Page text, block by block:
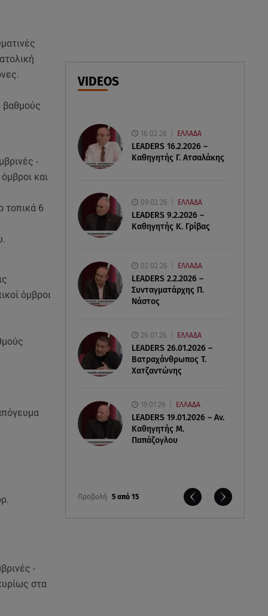
06.08.26 , 19:17
Κυψέλη: «Βιώνουμε βαθιά
οδύνη» - Τι λέει η οικογένεια της
06.08.26 , 19:10
Μπαντέρας: «Η καρδιακή
προσβολή ήταν το καλύτερο
πράγμα που μου συνέβη»
VIDEOS
16.02.26 ΕΛΛΑΔΑ
LEADERS 16.2.2026 –
Καθηγητής Γ. Ατσαλάκης
09.02.26 ΕΛΛΑΔΑ
LEADERS 9.2.2026 –
Καθηγητής Κ. Γρίβας
02.02.26 ΕΛΛΑΔΑ
LEADERS 2.2.2026 –
Συνταγματάρχης Π.
Νάστος
26.01.26 ΕΛΛΑΔΑ
LEADERS 26.01.2026 –
Βατραχάνθρωπος Τ.
Χατζαντώνης
19.01.26 ΕΛΛΑΔΑ
LEADERS 19.01.2026 – Αν.
Καθηγητής Μ.
Παπάζογλου
Προβολή 5 από 15
βαθμούς
-
και
τοπικά 6
όμβροι
-
στα